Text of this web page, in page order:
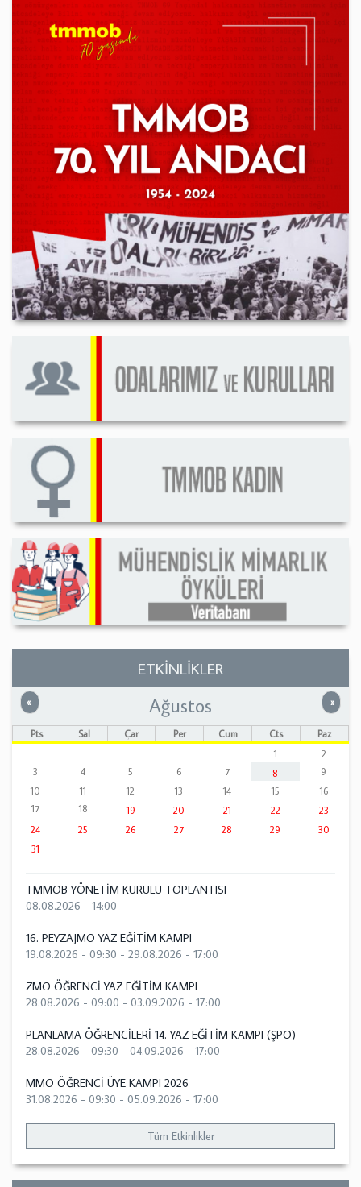
ETKİNLİKLER
« Önceki »
Ağustos
Pts Sal Çar Per Cum Cts
Paz
1
2
3
4 5 6 7 8
9
10
11 12 13 14 15
16
17
18 19 20 21 22
23
24
25 26 27 28 29
30
31
TMMOB YÖNETİM KURULU TOPLANTISI
08.08.2026 - 14:00
16. PEYZAJMO YAZ EĞİTİM KAMPI
19.08.2026 - 09:30 - 29.08.2026 - 17:00
ZMO ÖĞRENCİ YAZ EĞİTİM KAMPI
28.08.2026 - 09:00 - 03.09.2026 - 17:00
PLANLAMA ÖĞRENCİLERİ 14. YAZ EĞİTİM KAMPI (ŞPO)
28.08.2026 - 09:30 - 04.09.2026 - 17:00
MMO ÖĞRENCİ ÜYE KAMPI 2026
31.08.2026 - 09:30 - 05.09.2026 - 17:00
Tüm Etkinlikler